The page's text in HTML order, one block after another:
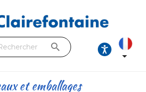
search

et emballages